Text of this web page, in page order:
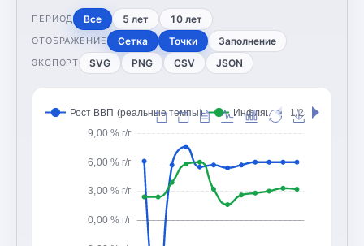
ПЕРИОД Все 5 лет 10 лет
ОТОБРАЖЕНИЕ Сетка Точки Заполнение
ЭКСПОРТ SVG PNG CSV JSON
0,00 % г/г
3,00 % г/г
6,00 % г/г
9,00 % г/г
Рост ВВП (реальные темпы) Инфляция (CPI,
1/2